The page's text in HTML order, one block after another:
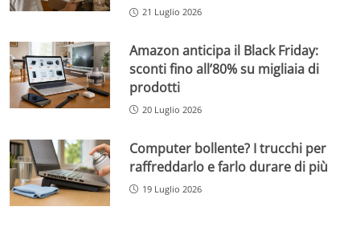
21 Luglio 2026
Amazon anticipa il Black Friday:
sconti fino all’80% su migliaia di
prodotti
20 Luglio 2026
Computer bollente? I trucchi per
raffreddarlo e farlo durare di più
19 Luglio 2026